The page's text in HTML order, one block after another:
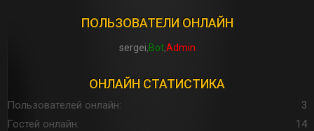
ПОЛЬЗОВАТЕЛИ ОНЛАЙН
sergei Bot Admin
ОНЛАЙН СТАТИСТИКА
Пользователей онлайн
3
Гостей онлайн
14